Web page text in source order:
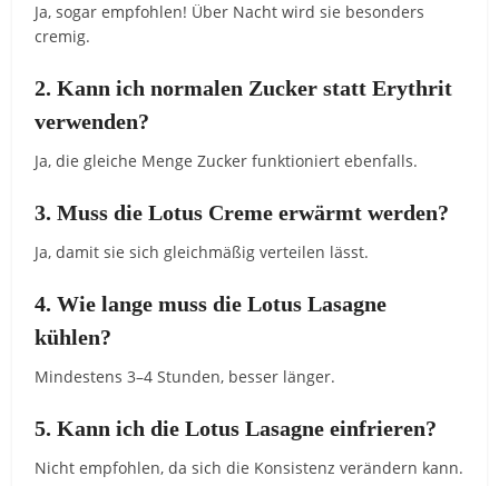
Ja, sogar empfohlen! Über Nacht wird sie besonders
cremig.
2. Kann ich normalen Zucker statt Erythrit
verwenden?
Ja, die gleiche Menge Zucker funktioniert ebenfalls.
3. Muss die Lotus Creme erwärmt werden?
Ja, damit sie sich gleichmäßig verteilen lässt.
4. Wie lange muss die Lotus Lasagne
kühlen?
Mindestens 3–4 Stunden, besser länger.
5. Kann ich die Lotus Lasagne einfrieren?
Nicht empfohlen, da sich die Konsistenz verändern kann.